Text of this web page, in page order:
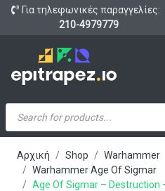
Για τηλεφωνικές παραγγελίες:
210-4979779
Products
search
Αρχική Shop
Warhammer
Warhammer Age Of Sigmar
Age Of Sigmar – Destruction